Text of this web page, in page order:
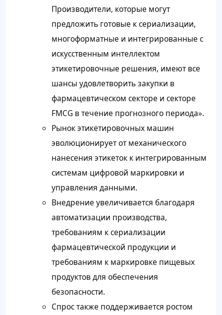
Производители, которые могут
предложить готовые к сериализации,
многоформатные и интегрированные с
искусственным интеллектом
этикетировочные решения, имеют все
шансы удовлетворить закупки в
фармацевтическом секторе и секторе
FMCG в течение прогнозного периода».
Рынок этикетировочных машин
эволюционирует от механического
нанесения этикеток к интегрированным
системам цифровой маркировки и
управления данными.
Внедрение увеличивается благодаря
автоматизации производства,
требованиям к сериализации
фармацевтической продукции и
требованиям к маркировке пищевых
продуктов для обеспечения
безопасности.
Спрос также поддерживается ростом